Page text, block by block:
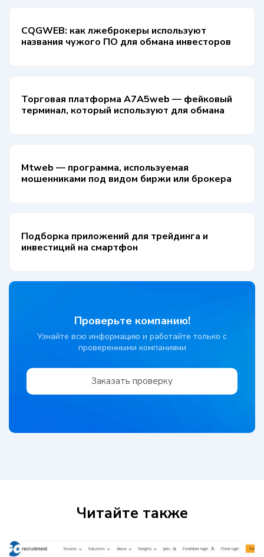
CQGWEB: как лжеброкеры используют
названия чужого ПО для обмана инвесторов
Торговая платформа A7A5web — фейковый
терминал, который используют для обмана
Mtweb — программа, используемая
мошенниками под видом биржи или брокера
Подборка приложений для трейдинга и
инвестиций на смартфон
Проверьте компанию!
Узнайте всю информацию и работайте только с
проверенными компаниями
Заказать проверку
Читайте также